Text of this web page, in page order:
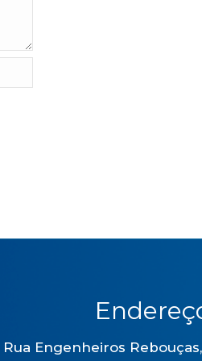
Rua Engenheiros Rebouças,